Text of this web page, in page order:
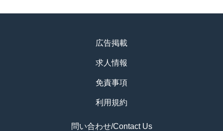
広告掲載
求人情報
免責事項
利用規約
問い合わせ/Contact Us